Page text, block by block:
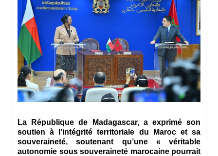
La République de Madagascar, a exprimé son
soutien à l’intégrité territoriale du Maroc et sa
souveraineté, soutenant qu’une « véritable
autonomie sous souveraineté marocaine pourrait